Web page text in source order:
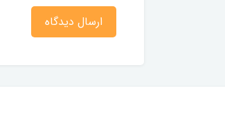
ارسال دیدگاه